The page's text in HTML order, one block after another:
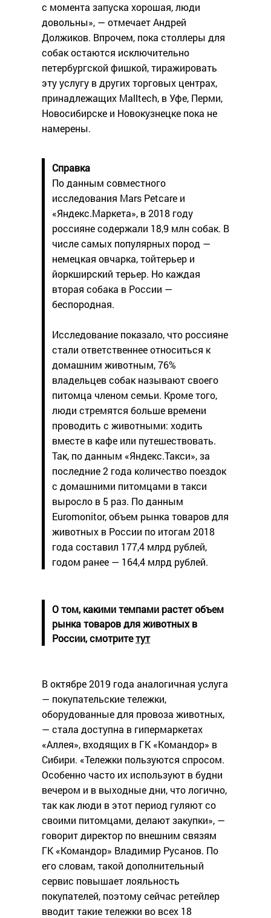
с момента запуска хорошая, люди
довольны», — отмечает Андрей
Должиков. Впрочем, пока столлеры для
собак остаются исключительно
петербургской фишкой, тиражировать
эту услугу в других торговых центрах,
принадлежащих Malltech, в Уфе, Перми,
Новосибирске и Новокузнецке пока не
намерены.
Справка
По данным совместного
исследования Mars Petcare и
«Яндекс.Маркета», в 2018 году
россияне содержали 18,9 млн собак. В
числе самых популярных пород —
немецкая овчарка, тойтерьер и
йоркширский терьер. Но каждая
вторая собака в России —
беспородная.
Исследование показало, что россияне
стали ответственнее относиться к
домашним животным, 76%
владельцев собак называют своего
питомца членом семьи. Кроме того,
люди стремятся больше времени
проводить с животными: ходить
вместе в кафе или путешествовать.
Так, по данным «Яндекс.Такси», за
последние 2 года количество поездок
с домашними питомцами в такси
выросло в 5 раз. По данным
Euromonitor, объем рынка товаров для
животных в России по итогам 2018
года составил 177,4 млрд рублей,
годом ранее — 164,4 млрд рублей.
О том, какими темпами растет объем
рынка товаров для животных в
России, смотритетут
В октябре 2019 года аналогичная услуга
— покупательские тележки,
оборудованные для провоза животных,
— стала доступна в гипермаркетах
«Аллея», входящих в ГК «Командор» в
Сибири. «Тележки пользуются спросом.
Особенно часто их используют в будни
вечером и в выходные дни, что логично,
так как люди в этот период гуляют со
своими питомцами, делают закупки», —
говорит директор по внешним связям
ГК «Командор» Владимир Русанов. По
его словам, такой дополнительный
сервис повышает лояльность
покупателей, поэтому сейчас ретейлер
вводит такие тележки во всех 18